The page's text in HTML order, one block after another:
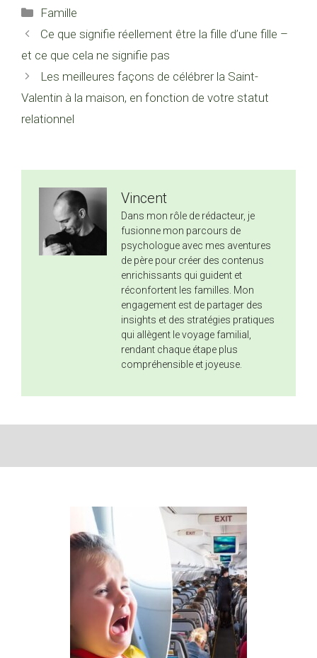
Catégories
Famille
Ce que signifie réellement être la fille d’une fille –
et ce que cela ne signifie pas
Les meilleures façons de célébrer la Saint-
Valentin à la maison, en fonction de votre statut
relationnel
Vincent
Dans mon rôle de rédacteur, je
fusionne mon parcours de
psychologue avec mes aventures
de père pour créer des contenus
enrichissants qui guident et
réconfortent les familles. Mon
engagement est de partager des
insights et des stratégies pratiques
qui allègent le voyage familial,
rendant chaque étape plus
compréhensible et joyeuse.